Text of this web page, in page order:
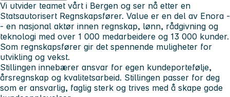
Vi utvider teamet vårt i Bergen og ser nå etter en
Statsautorisert Regnskapsfører. Value er en del av Enora -
- en nasjonal aktør innen regnskap, lønn, rådgivning og
teknologi med over 1 000 medarbeidere og 13 000 kunder.
Som regnskapsfører gir det spennende muligheter for
utvikling og vekst.
Stillingen innebærer ansvar for egen kundeportefølje,
årsregnskap og kvalitetsarbeid. Stillingen passer for deg
som er ansvarlig, faglig sterk og trives med å skape gode